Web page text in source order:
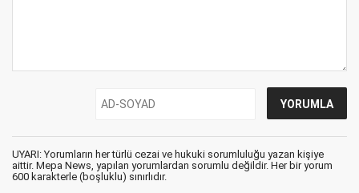
UYARI: Yorumların her türlü cezai ve hukuki sorumluluğu yazan kişiye
aittir. Mepa News, yapılan yorumlardan sorumlu değildir. Her bir yorum
600 karakterle (boşluklu) sınırlıdır.